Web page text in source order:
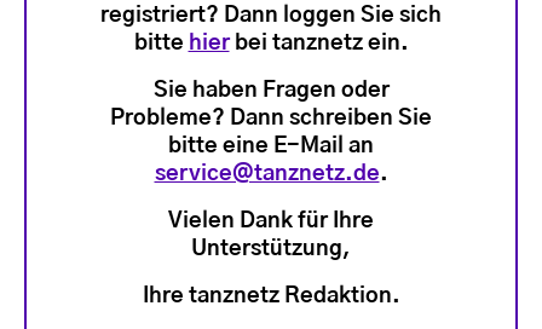
registriert? Dann loggen Sie sich
bitte hierbei tanznetz ein.
Sie haben Fragen oder
Probleme? Dann schreiben Sie
bitte eine E-Mail an
service@tanznetz.de.
Vielen Dank für Ihre
Unterstützung,
Ihre tanznetz Redaktion.